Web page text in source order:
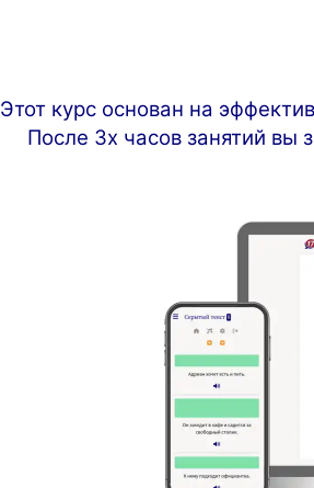
Этот курс основан на
После 3х часов занятий вы